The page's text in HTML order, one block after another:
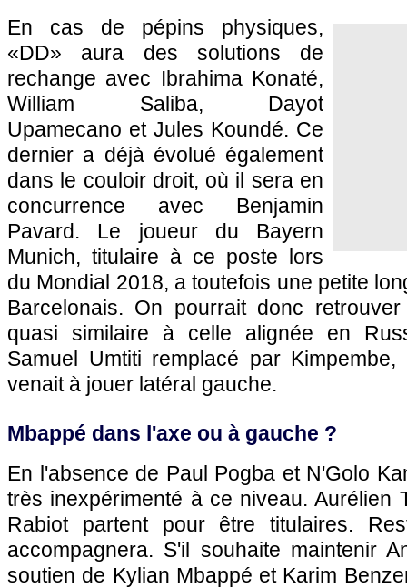
En cas de pépins physiques,
«DD» aura des solutions de
rechange avec Ibrahima Konaté,
William Saliba, Dayot
Upamecano et Jules Koundé. Ce
dernier a déjà évolué également
dans le couloir droit, où il sera en
concurrence avec Benjamin
Pavard. Le joueur du Bayern
Munich, titulaire à ce poste lors
du Mondial 2018, a toutefois une petite
Barcelonais. On pourrait donc
quasi similaire à celle alignée en
Samuel Umtiti remplacé par
venait à jouer latéral gauche.
Mbappé dans l'axe ou à gauche ?
En l'absence de Paul Pogba et N'Golo
très inexpérimenté à ce niveau. Aurélien
Rabiot partent pour être titulaires.
accompagnera. S'il souhaite maintenir
soutien de Kylian Mbappé et Karim